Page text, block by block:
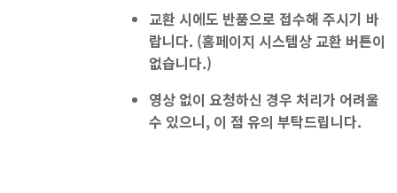
교환 시에도 반품으로 접수해 주시기 바
랍니다. (홈페이지 시스템상 교환 버튼이
없습니다.)
영상 없이 요청하신 경우 처리가 어려울
수 있으니, 이 점 유의 부탁드립니다.